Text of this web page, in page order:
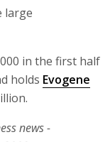
large
in the first half
holds Evogene
news -